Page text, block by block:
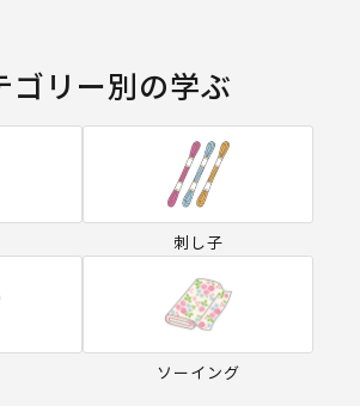
ゴリー別の学ぶ
刺し子
ソーイング